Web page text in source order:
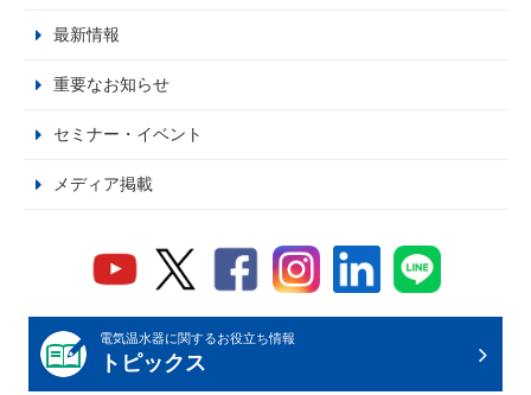
最新情報
重要なお知らせ
セミナー・イベント
メディア掲載
電気温水器に関するお役立ち情報
トピックス